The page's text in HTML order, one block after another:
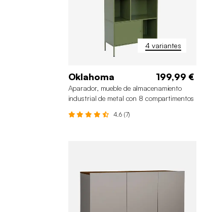
4 variantes
Oklahoma 199,99 €
Aparador, mueble de almacenamiento
industrial de metal con 8 compartimentos
4.6 (7)